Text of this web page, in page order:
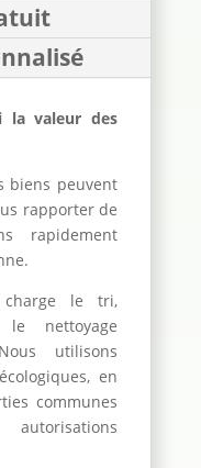
la valeur des
biens peuvent
rapporter de
rapidement
le tri,
le nettoyage
utilisons
en
communes